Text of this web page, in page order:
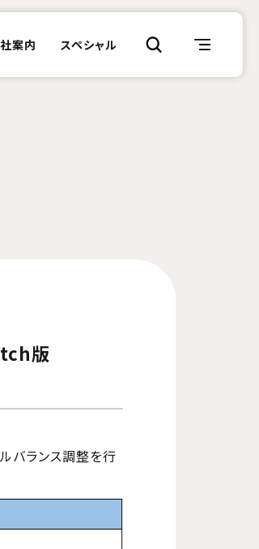
案内 スペシャル
版
バランス調整を行